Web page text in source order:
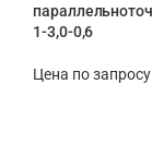
1-3,0-0,6
Цена по запросу